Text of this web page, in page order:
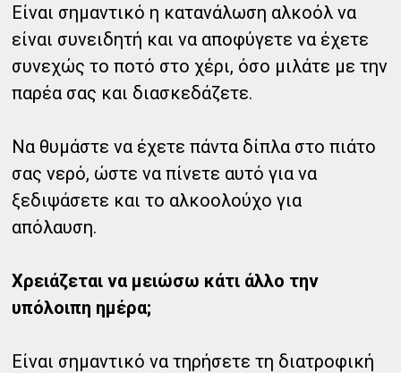
Είναι σημαντικό η κατανάλωση αλκοόλ να
είναι συνειδητή και να αποφύγετε να έχετε
συνεχώς το ποτό στο χέρι, όσο μιλάτε με την
παρέα σας και διασκεδάζετε.
Να θυμάστε να έχετε πάντα δίπλα στο πιάτο
σας νερό, ώστε να πίνετε αυτό για να
ξεδιψάσετε και το αλκοολούχο για
απόλαυση.
Χρειάζεται να μειώσω κάτι άλλο την
υπόλοιπη ημέρα;
Είναι σημαντικό να τηρήσετε τη διατροφική